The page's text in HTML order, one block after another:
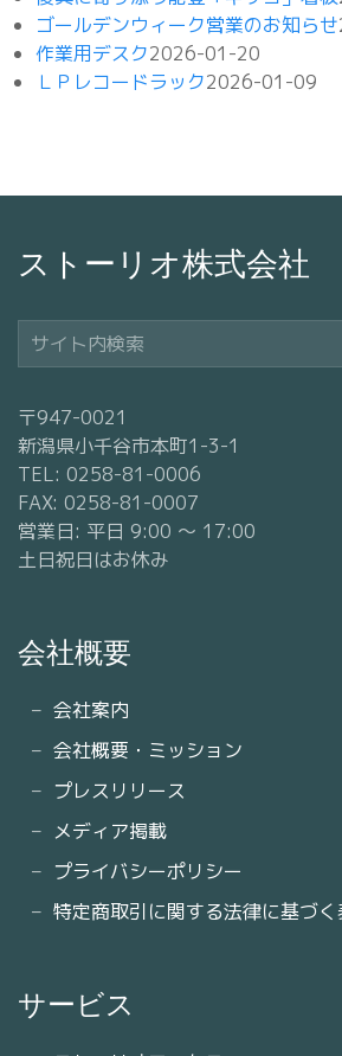
ゴールデンウィーク営業のお知らせ
作業用デスク2026-01-20
ＬＰレコードラック2026-01-09
ストーリオ株式会社
〒947-0021
新潟県小千谷市本町1-3-1
TEL: 0258-81-0006
FAX: 0258-81-0007
営業日: 平日 9:00 〜 17:00
土日祝日はお休み
会社概要
会社案内
会社概要・ミッション
プレスリリース
メディア掲載
プライバシーポリシー
特定商取引に関する法律に基づく
サービス